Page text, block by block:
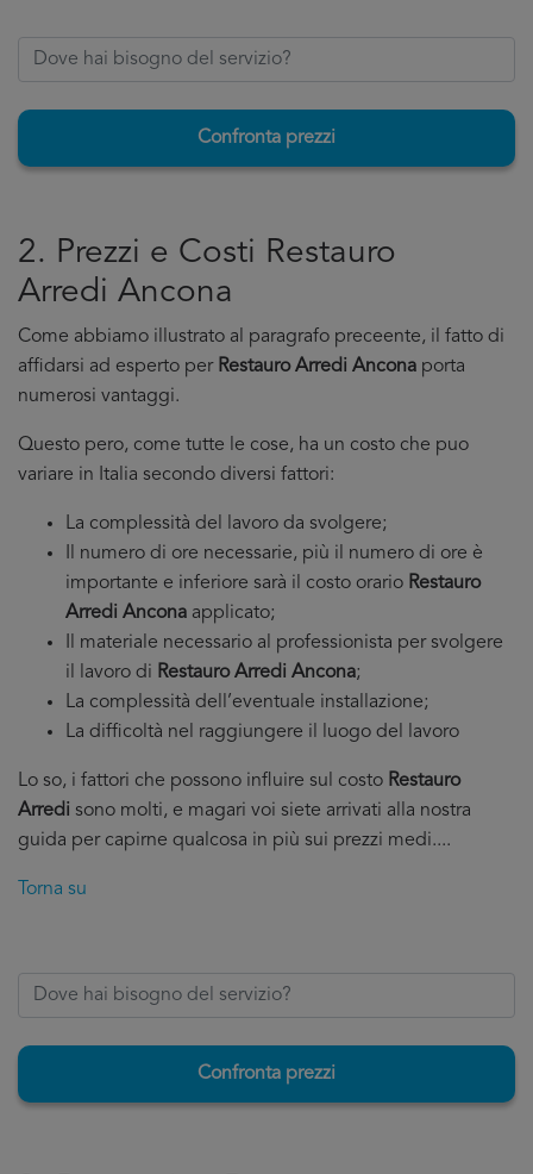
Confronta prezzi
2. Prezzi e Costi Restauro
Arredi Ancona
Come abbiamo illustrato al paragrafo preceente, il fatto di
affidarsi ad esperto per Restauro Arredi Ancona porta
numerosi vantaggi.
Questo pero, come tutte le cose, ha un costo che puo
variare in Italia secondo diversi fattori:
La complessità del lavoro da svolgere;
Il numero di ore necessarie, più il numero di ore è
importante e inferiore sarà il costo orario Restauro
Arredi Ancona applicato;
Il materiale necessario al professionista per svolgere
il lavoro di Restauro Arredi Ancona;
La complessità dell’eventuale installazione;
La difficoltà nel raggiungere il luogo del lavoro
Lo so, i fattori che possono influire sul costo Restauro
Arredi sono molti, e magari voi siete arrivati alla nostra
guida per capirne qualcosa in più sui prezzi medi....
Torna su
Confronta prezzi